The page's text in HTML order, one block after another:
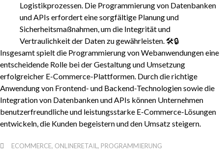
Logistikprozessen. Die Programmierung von Datenbanken
und APIs erfordert eine sorgfältige Planung und
Sicherheitsmaßnahmen, um die Integrität und
Vertraulichkeit der Daten zu gewährleisten. 🛠️🔒
Insgesamt spielt die Programmierung von Webanwendungen eine
entscheidende Rolle bei der Gestaltung und Umsetzung
erfolgreicher E-Commerce-Plattformen. Durch die richtige
Anwendung von Frontend- und Backend-Technologien sowie die
Integration von Datenbanken und APIs können Unternehmen
benutzerfreundliche und leistungsstarke E-Commerce-Lösungen
entwickeln, die Kunden begeistern und den Umsatz steigern.
ECOMMERCE, ONLINERETAIL, PROGRAMMIERUNG